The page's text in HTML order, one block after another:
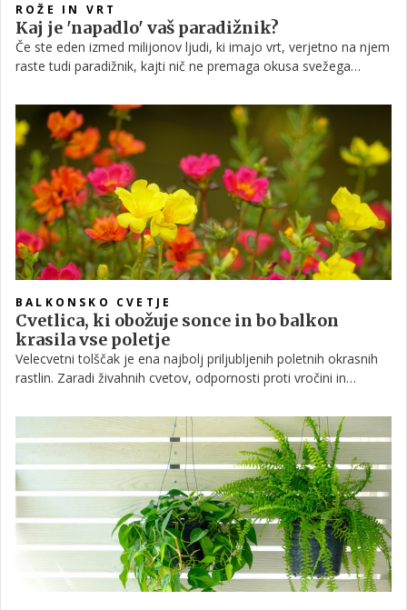
ROŽE IN VRT
Kaj je 'napadlo' vaš paradižnik?
Če ste eden izmed milijonov ljudi, ki imajo vrt, verjetno na njem
raste tudi paradižnik, kajti nič ne premaga okusa svežega
tako, kot bi si želeli.
BALKONSKO CVETJE
Cvetlica, ki obožuje sonce in bo balkon
krasila vse poletje
Velecvetni tolščak je ena najbolj priljubljenih poletnih okrasnih
rastlin. Zaradi živahnih cvetov, odpornosti proti vročini in
vrtove. Z nekaj pravilne nege lahko cveti več mesecev in ustvari
pravo barvno razkošje.